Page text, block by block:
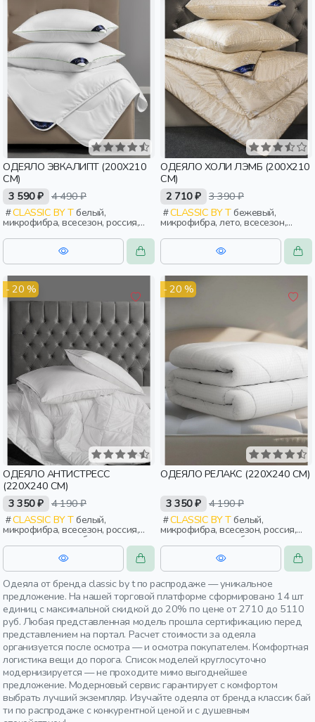
ОДЕЯЛО ЭВКАЛИПТ (200Х210
СМ)
3 590 ₽ 4 490 ₽
CLASSIC BY Tбелый,
микрофибра, всесезон, россия,
стеганые, тонкие, взрослые
ОДЕЯЛО ХОЛИ ЛЭМБ (200Х210
СМ)
2 710 ₽ 3 390 ₽
CLASSIC BY Tбежевый,
микрофибра, лето, всесезон,
россия, стеганые, тонкие,
взрослые
- 20 %
ОДЕЯЛО АНТИСТРЕСС
(220Х240 СМ)
3 350 ₽ 4 190 ₽
CLASSIC BY Tбелый,
микрофибра, всесезон, россия,
стеганые, тонкие, бархат,
взрослые
- 20 %
ОДЕЯЛО РЕЛАКС (220Х240 СМ)
3 350 ₽ 4 190 ₽
CLASSIC BY Tбелый,
микрофибра, всесезон, россия,
стеганые, тонкие, бархат,
взрослые
Одеяла от бренда classic by t по распродаже — уникальное
предложение. На нашей торговой платформе сформировано 14 шт
единиц с максимальной скидкой до 20% по цене от 2710 до 5110
руб. Любая представленная модель прошла сертификацию перед
представлением на портал. Расчет стоимости за одеяла
организуется после осмотра — и осмотра покупателем. Комфортная
логистика вещи до порога. Список моделей круглосуточно
модернизируется — не проходите мимо выгоднейшее
предложение. Модерновый сервис гарантирует с комфортом
выбрать лучший экземпляр. Изучайте одеяла от бренда классик бай
ти по распродаже с конкурентной ценой и с душевным